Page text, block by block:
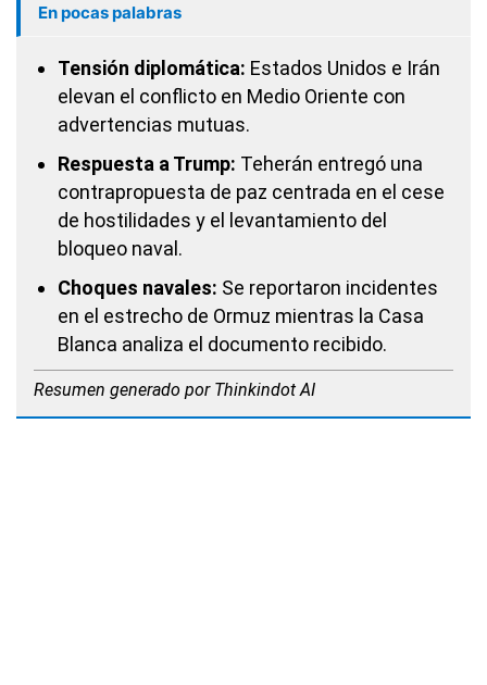
En pocas palabras
Tensión diplomática: Estados Unidos e Irán
elevan el conflicto en Medio Oriente con
advertencias mutuas.
Respuesta a Trump: Teherán entregó una
contrapropuesta de paz centrada en el cese
de hostilidades y el levantamiento del
bloqueo naval.
Choques navales: Se reportaron incidentes
en el estrecho de Ormuz mientras la Casa
Blanca analiza el documento recibido.
Resumen generado por Thinkindot AI